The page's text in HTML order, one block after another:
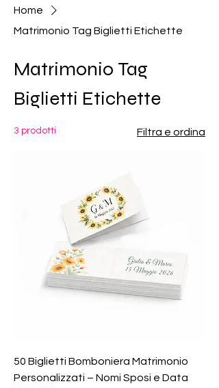
Home
Matrimonio Tag Biglietti Etichette
Matrimonio Tag
Biglietti Etichette
3 prodotti Filtra e ordina
50 Biglietti Bomboniera Matrimonio
Personalizzati – Nomi Sposi e Data